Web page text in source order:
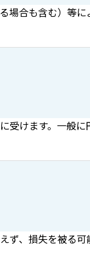
合も含む）等に
けます。一般に
、損失を被る可